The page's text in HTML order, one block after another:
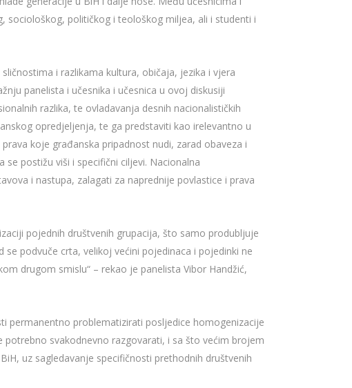
sociološkog, političkog i teološkog miljea, ali i studenti i
i razlikama kultura, običaja, jezika i vjera
panelista i učesnika i učesnica u ovoj diskusiji
razlika, te ovladavanja desnih nacionalističkih
opredjeljenja, te ga predstaviti kao irelevantno u
koje građanska pripadnost nudi, zarad obaveza i
postižu viši i specifični ciljevi. Nacionalna
i nastupa, zalagati za naprednije povlastice i prava
pojednih društvenih grupacija, što samo produbljuje
podvuče crta, velikoj većini pojedinaca i pojedinki ne
drugom smislu“ – rekao je panelista Vibor Handžić,
permanentno problematizirati posljedice homogenizacije
svakodnevno razgovarati, i sa što većim brojem
uz sagledavanje specifičnosti prethodnih društvenih